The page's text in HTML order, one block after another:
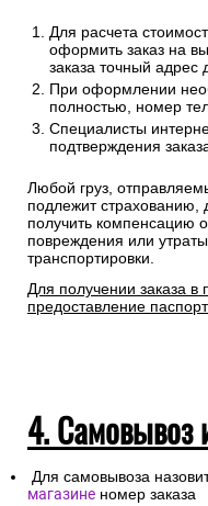
Для расчета
оформить заказ на
заказа точный адрес
При оформлении
полностью, номер
Специалисты
подтверждения
Любой груз,
подлежит страхованию,
получить компенсацию
повреждения или
транспортировки.
Для получении заказа
предоставление
4. Самовывоз
Для самовывоза
магазине номер заказа